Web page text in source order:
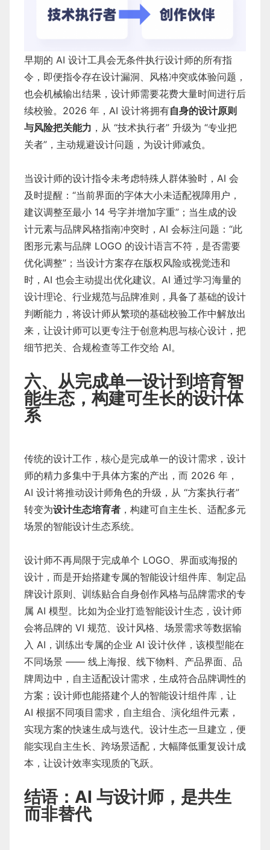
早期的 AI 设计工具会无条件执行设计师的所有指
令，即便指令存在设计漏洞、风格冲突或体验问题，
也会机械输出结果，设计师需要花费大量时间进行后
续校验。2026 年，AI 设计将拥有自身的设计原则
与风险把关能力 ，从 “技术执行者” 升级为 “专业把
关者”，主动规避设计问题，为设计师减负。
当设计师的设计指令未考虑特殊人群体验时，AI 会
及时提醒：“当前界面的字体大小未适配视障用户，
建议调整至最小 14 号字并增加字重”；当生成的设
计元素与品牌风格指南冲突时，AI 会标注问题：“此
图形元素与品牌 LOGO 的设计语言不符，是否需要
优化调整”；当设计方案存在版权风险或视觉违和
时，AI 也会主动提出优化建议。AI 通过学习海量的
设计理论、行业规范与品牌准则，具备了基础的设计
判断能力，将设计师从繁琐的基础校验工作中解放出
来，让设计师可以更专注于创意构思与核心设计，把
细节把关、合规检查等工作交给 AI。
六、从完成单一设计到培育智
能生态，构建可生长的设计体
系
传统的设计工作，核心是完成单一的设计需求，设计
师的精力多集中于具体方案的产出，而 2026 年，
AI 设计将推动设计师角色的升级，从 “方案执行者”
转变为设计生态培育者 ，构建可自主生长、适配多元
场景的智能设计生态系统。
设计师不再局限于完成单个 LOGO、界面或海报的
设计，而是开始搭建专属的智能设计组件库、制定品
牌设计原则、训练贴合自身创作风格与品牌需求的专
属 AI 模型。比如为企业打造智能设计生态，设计师
会将品牌的 VI 规范、设计风格、场景需求等数据输
入 AI，训练出专属的企业 AI 设计伙伴，该模型能在
不同场景 —— 线上海报、线下物料、产品界面、品
牌周边中，自主适配设计需求，生成符合品牌调性的
方案；设计师也能搭建个人的智能设计组件库，让
AI 根据不同项目需求，自主组合、演化组件元素，
实现方案的快速生成与迭代。设计生态一旦建立，便
能实现自主生长、跨场景适配，大幅降低重复设计成
本，让设计效率实现质的飞跃。
结语：AI 与设计师，是共生
而非替代